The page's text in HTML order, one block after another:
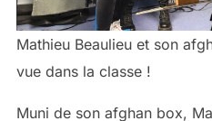
Mathieu Beaulieu et son
vue dans la classe !
Muni de son afghan box,